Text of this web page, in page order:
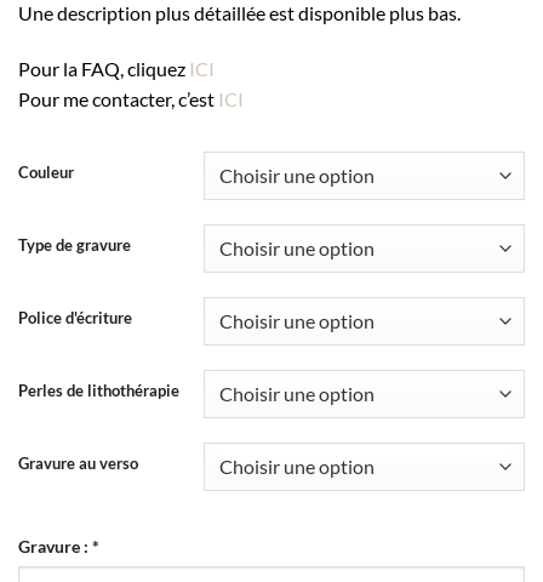
Une description plus détaillée est disponible plus bas.
Pour la FAQ, cliquez ICI
Pour me contacter, c’est ICI
Couleur
Type de gravure
Police d'écriture
Perles de lithothérapie
Gravure au verso
Gravure : *